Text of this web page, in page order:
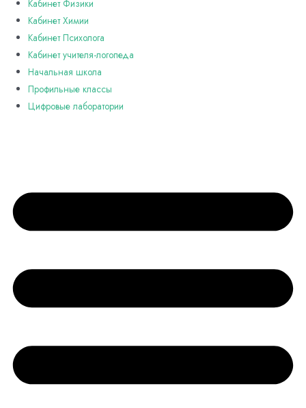
Кабинет Физики
Кабинет Химии
Кабинет Психолога
Кабинет учителя-логопеда
Начальная школа
Профильные классы
Цифровые лаборатории